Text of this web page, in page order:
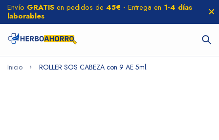
Envío GRATIS en pedidos de 45€ - Entrega en 1-4 días
laborables
Inicio ROLLER SOS CABEZA con 9 AE 5ml.